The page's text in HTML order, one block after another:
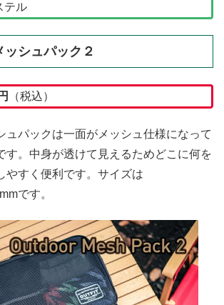
テル
ッシュパック２
円 （税込）
ュパックは一面がメッシュ仕様になって
す。中身が透けて見えるためどこに何を
やすく便利です。サイズは
です。